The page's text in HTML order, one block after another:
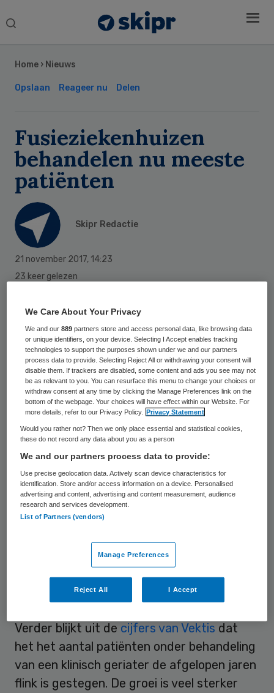
Search
Home › Nieuws
Opslaan Reageer nu Delen
Fusieziekenhuizen
behandelen nu meeste
patiënten
Skipr Redactie
21 november 2017, 14:23
23 keer gelezen
De ziekenhuizen die momenteel de meeste
patiënten zien zijn fusieziekenhuizen.
Logisch, ziekenhuizen worden door fusies
steeds groter en behandelen daardoor ook
meer patiënten, schrijft Vektis Intelligence.
Vektis publiceert vandaag een nieuwe top
30 van ziekenhuizen op basis van
patiënten-aantallen.
In vergelijking met enkele jaren geleden is
de top 5 helemaal anders. Deze bestaat in
2016 volledig uit ziekenhuizen die de
Geriater
Verder blijkt uit de cijfers van Vektis dat
het het aantal patiënten onder behandeling
van een klinisch geriater de afgelopen jaren
flink is gestegen. De groei is veel sterker
Sidebar
We Care About Your Privacy
We and our889 partners store and access personal data, like browsing data
or unique identifiers, on your device. Selecting I Accept enables tracking
technologies to support the purposes shown under we and our partners
process data to provide. Selecting Reject All or withdrawing your consent will
disable them. If trackers are disabled, some content and ads you see may not
be as relevant to you. You can resurface this menu to change your choices or
withdraw consent at any time by clicking the Manage Preferences link on the
bottom of the webpage. Your choices will have effect within our Website. For
more details, refer to our Privacy Policy.
Privacy Statement
Would you rather not? Then we only place essential and statistical cookies,
these do not record any data about you as a person
We and our partners process data to provide:
Use precise geolocation data. Actively scan device characteristics for
identification. Store and/or access information on a device. Personalised
advertising and content, advertising and content measurement, audience
research and services development.
List of Partners (vendors)
Manage Preferences
Reject All I Accept